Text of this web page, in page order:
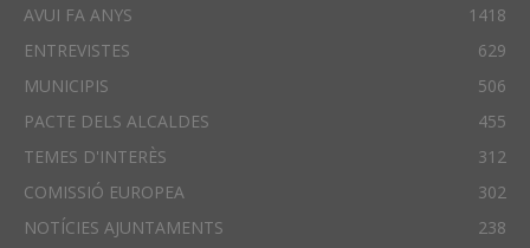
AVUI FA ANYS
1418
ENTREVISTES
629
MUNICIPIS
506
PACTE DELS ALCALDES
455
TEMES D'INTERÈS
312
COMISSIÓ EUROPEA
302
NOTÍCIES AJUNTAMENTS
238